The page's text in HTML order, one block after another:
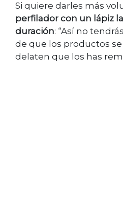
Si quiere darles más
perfilador con un lápiz
duración: “Así no
de que los productos
delaten que los has